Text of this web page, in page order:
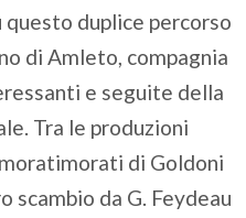
questo duplice percorso
di Amleto, compagnia
e seguite della
Tra le produzioni
di Goldoni
scambio da G. Feydeau